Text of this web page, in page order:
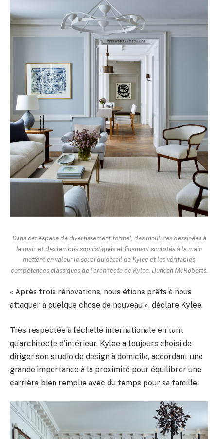
Dans cet espace de divertissement formel, des moulures dessinées à
la main et des lambris sophistiqués et finement sculptés à la main
mettent en valeur le souci du détail de Kylee et les véritables
compétences classiques de l’architecte de Kylee, Duncan McRoberts.
« Après trois rénovations, nous étions prêts à nous
attaquer à quelque chose de nouveau », déclare Kylee.
Très respectée à l’échelle internationale en tant
qu’architecte d’intérieur, Kylee a toujours choisi de
diriger son studio de design à domicile, accordant une
grande importance à la proximité pour équilibrer une
carrière bien remplie avec du temps pour sa famille.